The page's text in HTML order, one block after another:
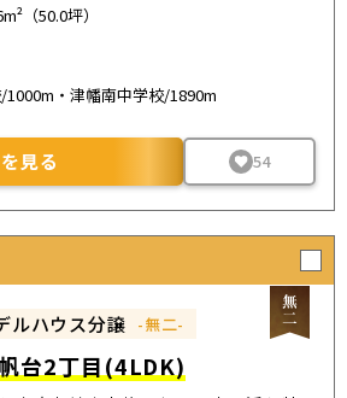
（50.0坪）
1000m・津幡南中学校/1890m
見る 54
ルハウス分譲 -無二-
台2丁目(4LDK)